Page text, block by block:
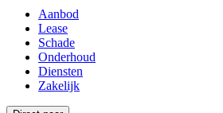
Aanbod
Lease
Schade
Onderhoud
Diensten
Zakelijk